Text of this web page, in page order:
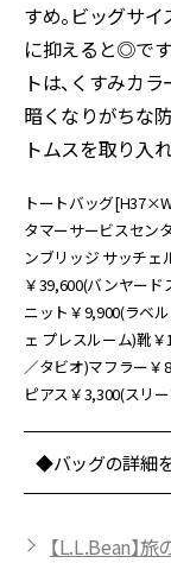
すめ。ビッグサ
に抑えると◎で
トは、くすみカ
暗くなりがちな
トムスを取り入
トートバッグ
タマーサービスセン
ンブリッジ サッチェ
￥39,600(バンヤー
ニット￥9,900(ラベ
ェ プレスルーム)靴
／タビオ)マフラー￥
ピアス￥3,300(スリ
◆バッグの詳細を
【L.L.Bean】